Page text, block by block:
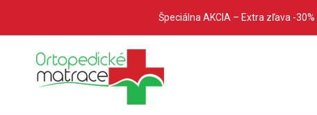
Špeciálna AKCIA – Extra zľava -